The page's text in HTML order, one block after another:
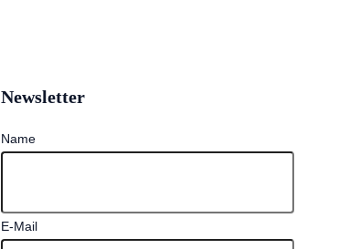
Newsletter
Name
E-Mail